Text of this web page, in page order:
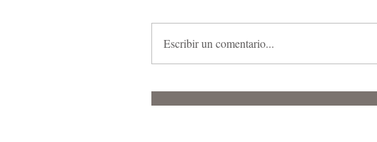
Escribir un comentario...